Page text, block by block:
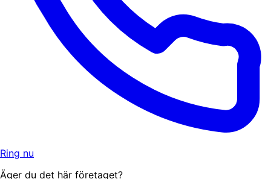
Ring nu
Äger du det här företaget?